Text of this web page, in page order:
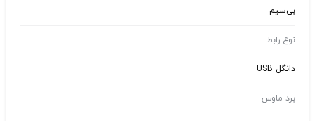
بی‌سیم
نوع رابط
دانگل USB
برد ماوس